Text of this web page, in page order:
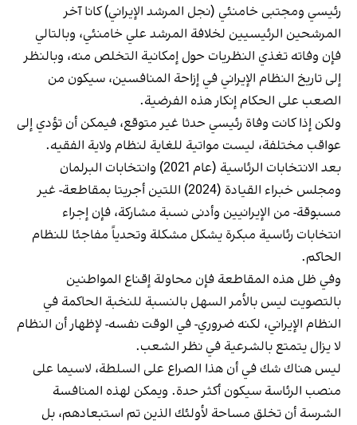
رئيسي ومجتبى خامنئي (نجل المرشد الإيراني) كانا آخر
المرشحين الرئيسيين لخلافة المرشد علي خامنئي، وبالتالي
فإن وفاته تغذي النظريات حول إمكانية التخلص منه، وبالنظر
إلى تاريخ النظام الإيراني في إزاحة المنافسين، سيكون من
الصعب على الحكام إنكار هذه الفرضية.
ولكن إذا كانت وفاة رئيسي حدثا غير متوقع، فيمكن أن تؤدي إلى
عواقب مختلفة، ليست مواتية للغاية لنظام ولاية الفقيه.
بعد الانتخابات الرئاسية (عام 2021) وانتخابات البرلمان
ومجلس خبراء القيادة (2024) اللتين أجريتا بمقاطعة- غير
مسبوقة- من الإيرانيين وأدنى نسبة مشاركة، فإن إجراء
انتخابات رئاسية مبكرة يشكل مشكلة وتحدياً مفاجئا للنظام
الحاكم.
وفي ظل هذه المقاطعة فإن محاولة إقناع المواطنين
بالتصويت ليس بالأمر السهل بالنسبة للنخبة الحاكمة في
النظام الإيراني، لكنه ضروري- في الوقت نفسه- لإظهار أن النظام
لا يزال يتمتع بالشرعية في نظر الشعب.
ليس هناك شك في أن هذا الصراع على السلطة، لاسيما على
منصب الرئاسة سيكون أكثر حدة. ويمكن لهذه المنافسة
الشرسة أن تخلق مساحة لأولئك الذين تم استبعادهم، بل